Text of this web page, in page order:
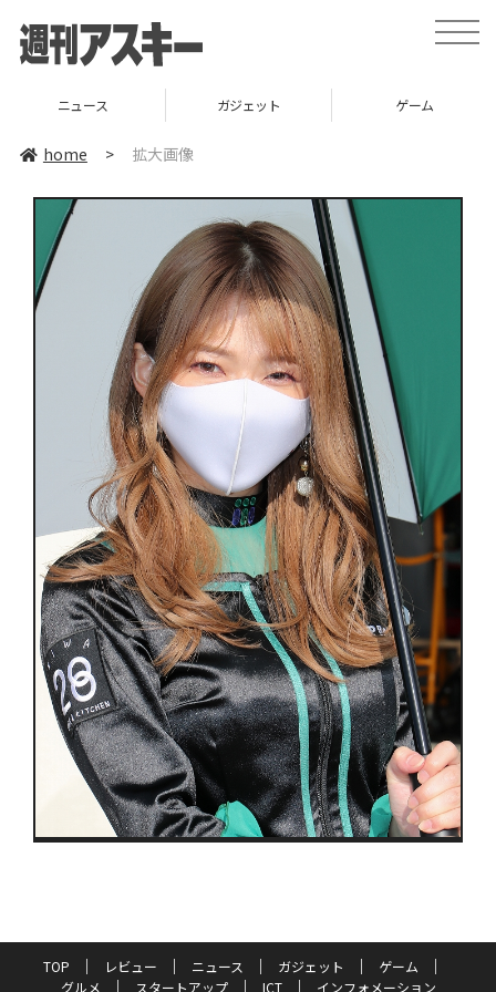
toggle
ニュース ガジェット ゲーム
home > 拡大画像
TOP レビュー ニュース ガジェット
ゲーム
グルメ
スタートアップ ICT インフォメーション